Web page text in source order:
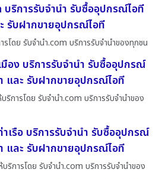
บริการรับจำนำ รับซื้ออุปกรณ์ไอที
รับฝากขายอุปกรณ์ไอที
รโดย รับจํานํา.com บริการรับจำนำของทุกชน
อง บริการรับจำนำ รับซื้ออุปกรณ์
และ รับฝากขายอุปกรณ์ไอที
ริการโดย รับจํานํา.com บริการรับจำนำของ
เรือ บริการรับจำนำ รับซื้ออุปกรณ์
และ รับฝากขายอุปกรณ์ไอที
ริการโดย รับจํานํา.com บริการรับจำนำของ